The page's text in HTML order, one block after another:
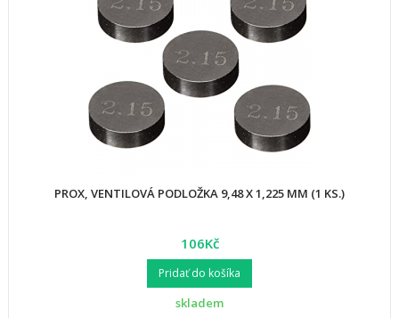
PROX, VENTILOVÁ PODLOŽKA 9,48 X 1,225 MM (1 KS.)
106Kč
Pridať do košíka
skladem